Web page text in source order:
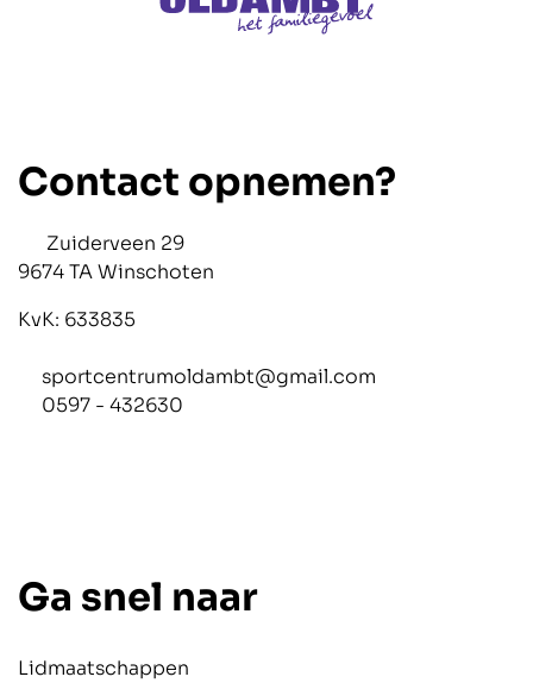
Contact opnemen?
Zuiderveen 29
9674 TA Winschoten
KvK: 633835
sportcentrumoldambt@gmail.com
0597 - 432630
Ga snel naar
Lidmaatschappen